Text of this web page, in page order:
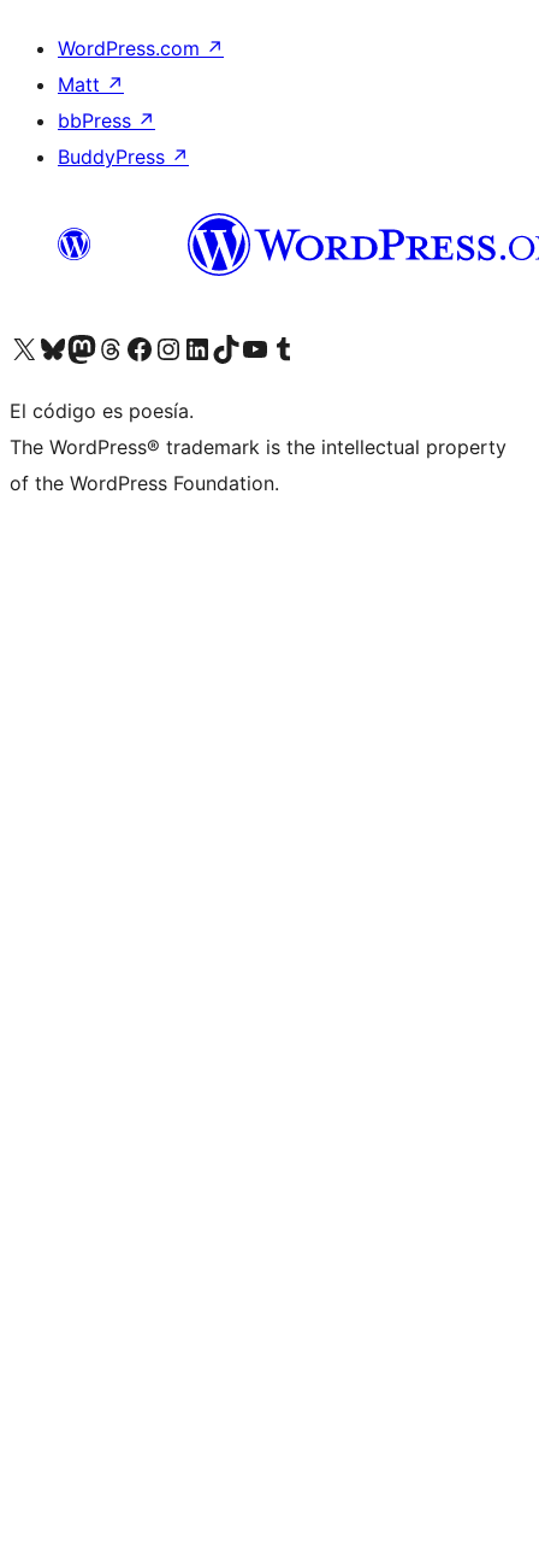
WordPress.com ↗
Matt ↗
bbPress ↗
BuddyPress ↗
Visita nuestra cuenta de X (anteriormente Twitter)
Visita nuestra cuenta de Bluesky
Visita nuestra cuenta de Mastodon
Visita nuestra cuenta de Threads
Visita nuestra página de Facebook
Visita nuestra cuenta de Instagram
Visita nuestra cuenta de LinkedIn
Visita nuestra cuenta de TikTok
Visita nuestro canal de YouTube
Visita nuestra cuenta de Tumblr
El código es poesía.
The WordPress® trademark is the intellectual property
of the WordPress Foundation.